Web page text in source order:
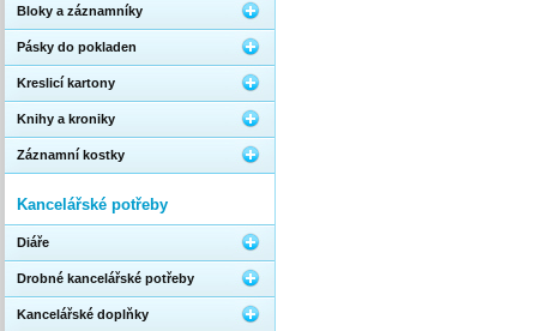
Bloky a záznamníky
Pásky do pokladen
Kreslicí kartony
Knihy a kroniky
Záznamní kostky
Kancelářské potřeby
Diáře
Drobné kancelářské potřeby
Kancelářské doplňky